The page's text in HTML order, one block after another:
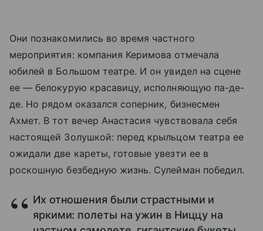
Они познакомились во время частного
мероприятия: компания Керимова отмечала
юбилей в Большом театре. И он увидел на сцене
ее — белокурую красавицу, исполняющую па-де-
де. Но рядом оказался соперник, бизнесмен
Ахмет. В тот вечер Анастасия чувствовала себя
настоящей Золушкой: перед крыльцом театра ее
ожидали две кареты, готовые увезти ее в
роскошную безбедную жизнь. Сулейман победил.
Их отношения были страстными и
яркими: полеты на ужин в Ниццу на